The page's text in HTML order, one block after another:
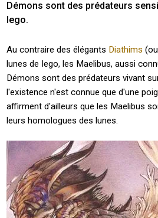
Démons sont des prédateurs
Iego.
Au contraire des élégants Diathims
lunes de Iego, les Maelibus, aussi
Démons sont des prédateurs vivant
l'existence n'est connue que d'une
affirment d'ailleurs que les Maelibus
leurs homologues des lunes.